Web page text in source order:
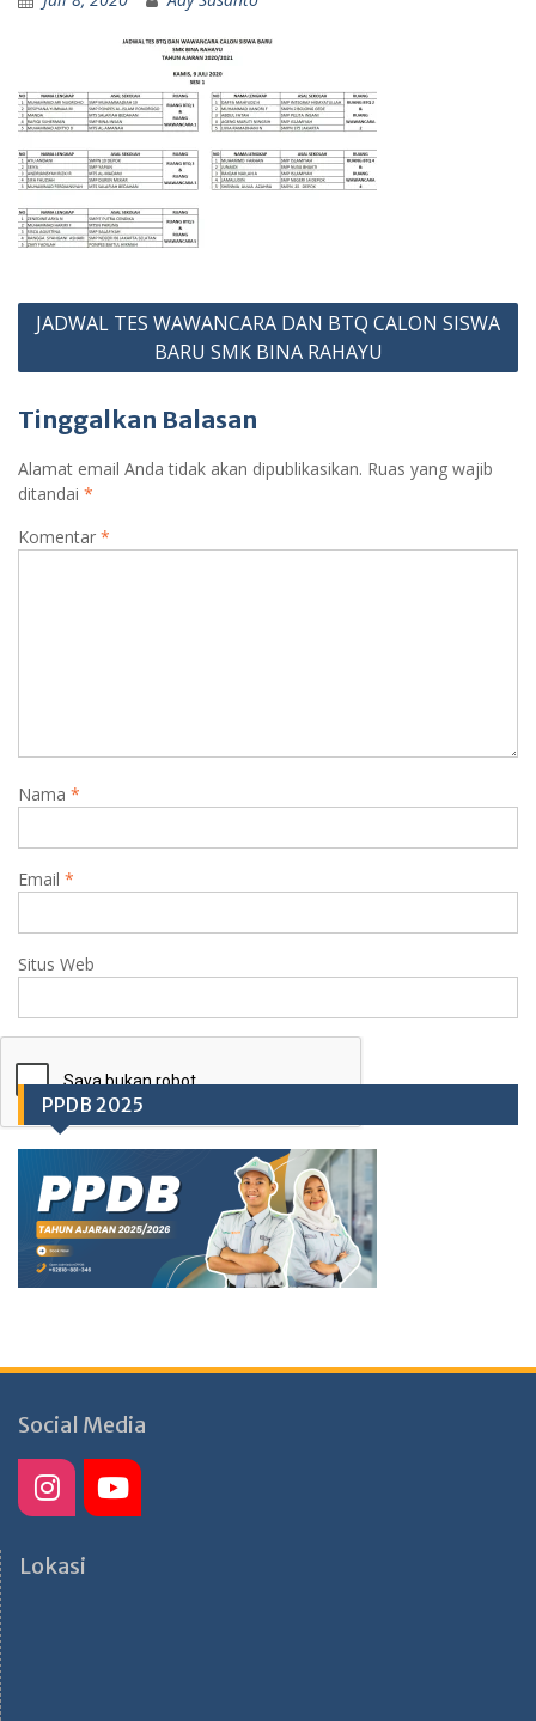
Navigasi
pos
JADWAL TES WAWANCARA DAN BTQ CALON SISWA
BARU SMK BINA RAHAYU
Tinggalkan Balasan
Alamat email Anda tidak akan dipublikasikan. Ruas yang wajib
ditandai *
Komentar *
Nama *
Email *
Situs Web
PPDB 2025
Social Media
Lokasi